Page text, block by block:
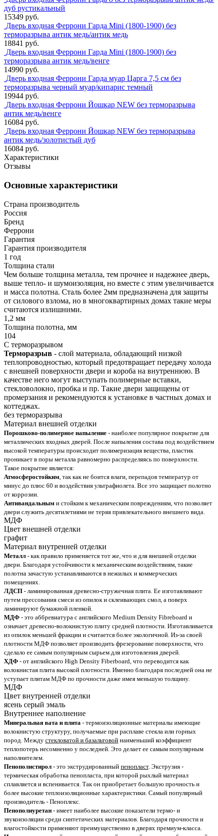
дуб рустикальный
15349 руб.
Дверь входная Феррони Гарда Mini (1800-1900) без
терморазрыва антик медь/антик медь
18841 руб.
Дверь входная Феррони Гарда Mini (1800-1900) без
терморазрыва антик медь/венге
14990 руб.
Дверь входная Феррони Гарда муар Царга 7,5 см без
терморазрыва черный муар/кипарис темный
19944 руб.
Дверь входная Феррони Йошкар NEW без терморазрыва
антик медь/венге
16084 руб.
Дверь входная Феррони Йошкар NEW без терморазрыва
антик медь/золотистый дуб
16084 руб.
Характеристики
Отзывы
Основные характеристики
Страна производитель
Россия
Бренд
Феррони
Гарантия
Гарантия производителя
1 год
Толщина стали
Чем больше толщина металла, тем прочнее и надежнее дверь,
выше тепло- и шумоизоляция, но вместе с этим увеличивается
и масса полотна. Сталь более 2мм предназначена для защиты
от силового взлома, но в многоквартирных домах такие меры
считаются излишними.
1,2 мм
Толщина полотна, мм
104
С терморазрывом
Терморазрыв - слой материала, обладающий низкой
теплопроводностью, который предотвращает передачу холода
с внешней поверхности двери и короба на внутреннюю. В
качестве него могут выступать полимерные вставки,
стекловолокно, пробка и пр. Такие двери защищены от
промерзания и рекомендуются к установке в частных домах и
коттеджах.
без терморазрыва
Материал внешней отделки
Порошково-полимерное напыление - наиболее популярное покрытие для
металлических входных дверей. После напыления состава под воздействием
высокой температуры происходит полимеризация вещества, пластик
проникает в поры металла равномерно распределяясь по поверхности.
Такое покрытие является:
Атмосферостойким , так как не боится влаги, перепадов температур от
минус до плюс 60 и воздействия ультрафиолета. Все это защищает полотно
от коррозии.
Антивандальным и стойким к механическим повреждениям, что позволяет
двери служить десятилетиями не теряя привлекательного внешнего вида.
МДФ
Цвет внешней отделки
графит
Материал внутренней отделки
Металл - как правило применяется тот же, что и для внешней отделки
двери. Благодаря устойчивости к механическим воздействиям, такие
полотна зачастую устанавливаются в нежилых и коммерческих
помещениях.
ЛДСП - ламинированная древесно-стружечная плита. Ее изготавливают
путем прессования смеси из опилок и склеивающих смол, а поверх
ламинируют бумажной пленкой.
МДФ - это аббревиатура с английского Medium Density Fibreboard и
означает древесно-волокнистую плиту средней плотности. Изготавливается
из опилок меньшей фракции и считается более экологичной. Из-за своей
плотности МДФ позволяет производить фрезерование поверхности, что
сделало ее самым популярным сырьем для изготовления дверей.
ХДФ - от английского High Density Fiberboard, что переводится как
волокнистая плита высокой плотности. Именно благодаря последней она не
уступает плитам МДФ по прочности даже имея меньшую толщину.
МДФ
Цвет внутренней отделки
ясень серый эмаль
Внутреннее наполнение
Минеральная вата и плита - термоизоляционные материалы имеющие
волокнистую структуру, получаемые при расплаве стекла или горных
пород. Между стекловатой и базальтовой наименьший коэффициент
теплопотерь несомненно у последней. Это делает ее самым популярным
наполнителем.
Пенополистирол - это экструдированный пенопласт. Экструзия -
термическая обработка пенопласта, при которой рыхлый материал
сплавляется и вспенивается. Так он приобретает большую прочность и
более высокие теплоизоляционные характеристики. Самый популярный
производитель - Пеноплекс.
Пенополиуретан - имеет наиболее высокие показатели термо- и
звукоизоляции среди синтетических материалов. Благодаря прочности и
влагостойкости применяют преимущественно в дверях премиум-класса.